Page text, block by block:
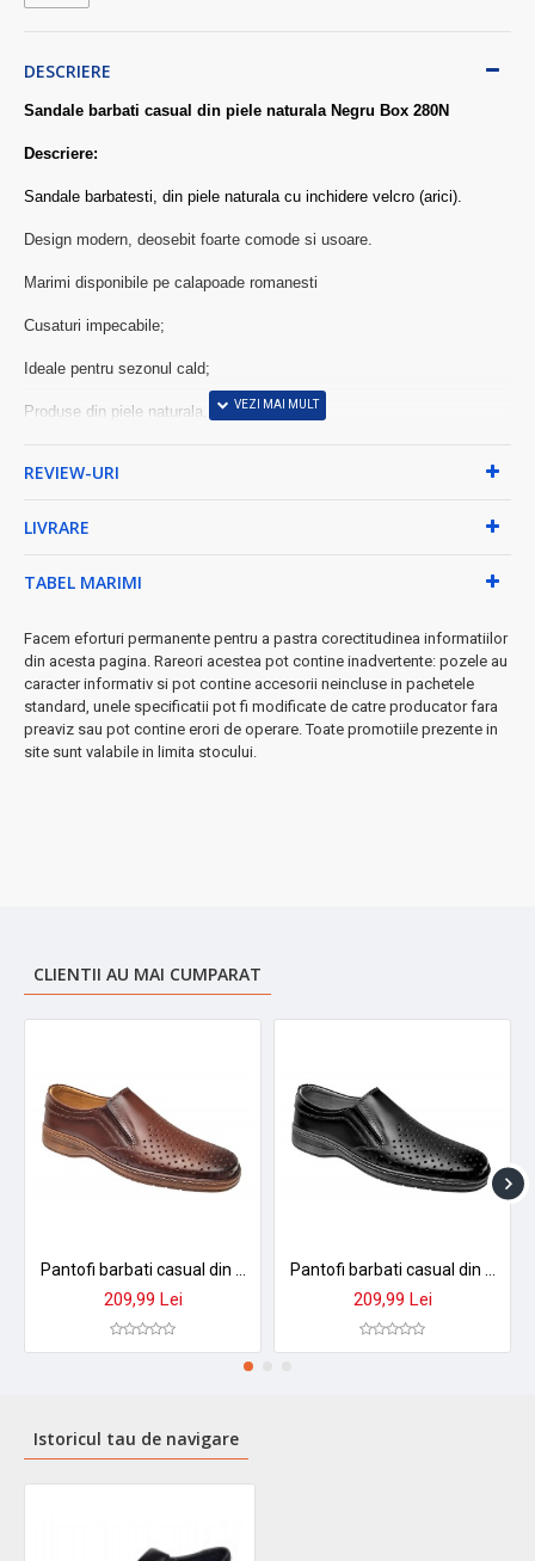
DESCRIERE
Sandale barbati casual din piele naturala Negru Box 280N
Descriere:
Sandale barbatesti, din piele naturala cu inchidere velcro (arici).
Design modern, deosebit foarte comode si usoare.
Marimi disponibile pe calapoade romanesti
Cusaturi impecabile;
Ideale pentru sezonul cald;
Produse din piele naturala,
REVIEW-URI
LIVRARE
TABEL MARIMI
Facem eforturi permanente pentru a pastra corectitudinea informatiilor
din acesta pagina. Rareori acestea pot contine inadvertente: pozele au
caracter informativ si pot contine accesorii neincluse in pachetele
standard, unele specificatii pot fi modificate de catre producator fara
preaviz sau pot contine erori de operare. Toate promotiile prezente in
site sunt valabile in limita stocului.
CLIENTII AU MAI CUMPARAT
209,99 Lei 209,99 Lei
Istoricul tau de navigare